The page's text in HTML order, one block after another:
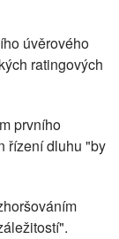
úvěrového
ratingových
prvního
řízení dluhu "by